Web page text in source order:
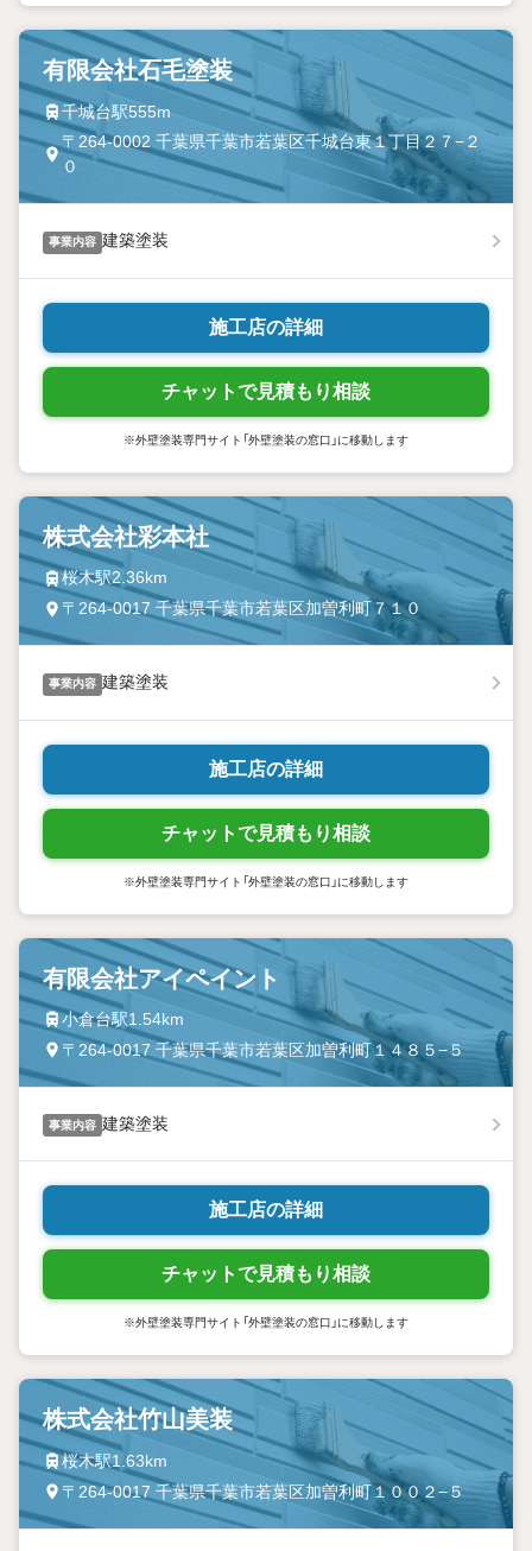
有限会社石毛塗装
千城台駅555m
〒264-0002 千葉県千葉市若葉区千城台東１丁目２７−２
０
事業内容 建築塗装
施工店の詳細
チャットで見積もり相談
※外壁塗装専門サイト「外壁塗装の窓口」に移動します
株式会社彩本社
桜木駅2.36km
〒264-0017 千葉県千葉市若葉区加曽利町７１０
事業内容 建築塗装
施工店の詳細
チャットで見積もり相談
※外壁塗装専門サイト「外壁塗装の窓口」に移動します
有限会社アイペイント
小倉台駅1.54km
〒264-0017 千葉県千葉市若葉区加曽利町１４８５−５
事業内容 建築塗装
施工店の詳細
チャットで見積もり相談
※外壁塗装専門サイト「外壁塗装の窓口」に移動します
株式会社竹山美装
桜木駅1.63km
〒264-0017 千葉県千葉市若葉区加曽利町１００２−５